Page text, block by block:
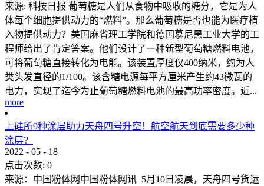
来源: 科技日报 葡萄糖是人们从食物中吸收的糖分，它是为人
体每个细胞提供动力的“燃料”。那么葡萄糖是否也能为医疗植
入物提供动力？美国麻省理工学院和德国慕尼黑工业大学的工
程师给出了肯定答案。他们设计了一种新型葡萄糖燃料电池，
可将葡萄糖直接转化为电能。该装置厚度仅400纳米，约为人
类头发直径的1/100。该含糖电源每平方厘米产生约43微瓦的
电力，实现了迄今为止葡萄糖燃料电池的最高功率密度。近...
more
上硅所9种涂层助力天舟四号升空！航空航天到底需要多少种
涂层？
2022 - 05 - 18
点击次数: 0
来源：中国粉体网中国粉体网讯 5月10日凌晨，天舟四号货运